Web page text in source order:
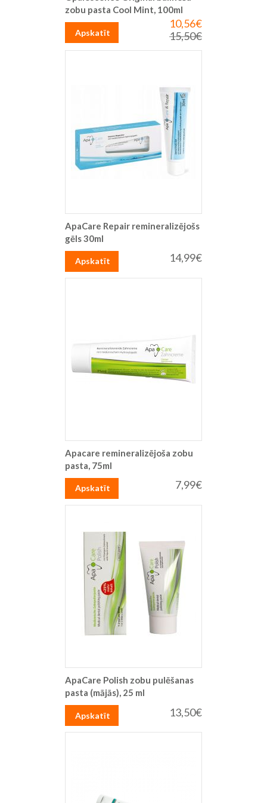
zobu pasta Cool Mint, 100ml
Īpaša
cena
10,56€
Parastā
cena
15,50€
Apskatīt
ApaCare Repair remineralizējošs
gēls 30ml
14,99€
Apskatīt
Apacare remineralizējoša zobu
pasta, 75ml
7,99€
Apskatīt
ApaCare Polish zobu pulēšanas
pasta (mājās), 25 ml
13,50€
Apskatīt